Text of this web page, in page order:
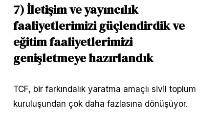
7) İletişim ve yayıncılık
faaliyetlerimizi güçlendirdik ve
eğitim faaliyetlerimizi
genişletmeye hazırlandık
TCF, bir farkındalık yaratma amaçlı sivil toplum
kuruluşundan çok daha fazlasına dönüşüyor.